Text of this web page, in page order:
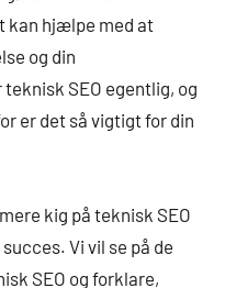
kan hjælpe med at
og din
SEO egentlig, og
er det så vigtigt for din
kig på teknisk SEO
Vi vil se på de
SEO og forklare,